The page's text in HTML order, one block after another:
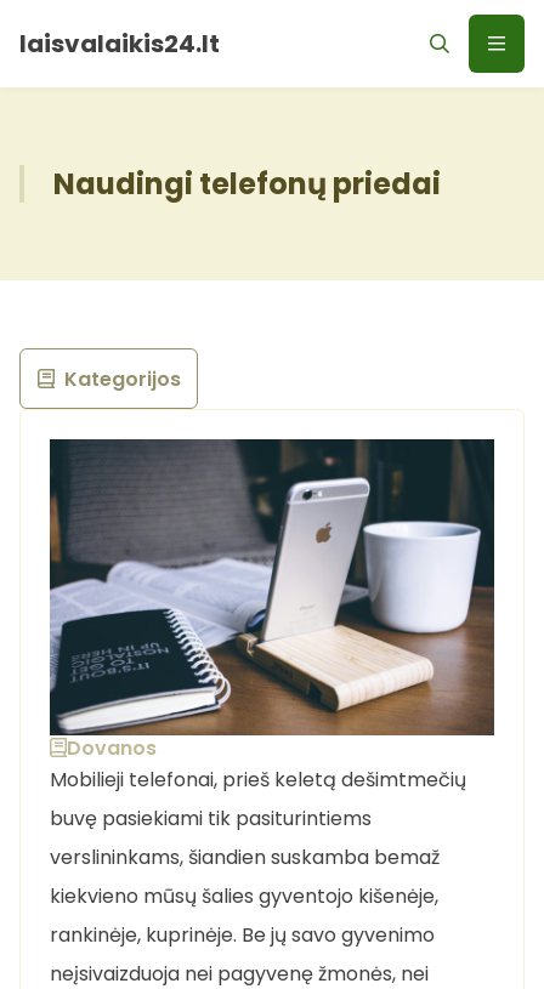
laisvalaikis24.lt
Naudingi telefonų priedai
Dovanos
Mobilieji telefonai, prieš keletą dešimtmečių
buvę pasiekiami tik pasiturintiems
verslininkams, šiandien suskamba bemaž
kiekvieno mūsų šalies gyventojo kišenėje,
rankinėje, kuprinėje. Be jų savo gyvenimo
neįsivaizduoja nei pagyvenę žmonės, nei
Kategorijos